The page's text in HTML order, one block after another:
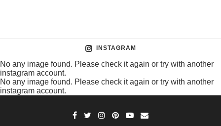
INSTAGRAM
No any image found. Please check it again or try with another
instagram account.
No any image found. Please check it again or try with another
instagram account.